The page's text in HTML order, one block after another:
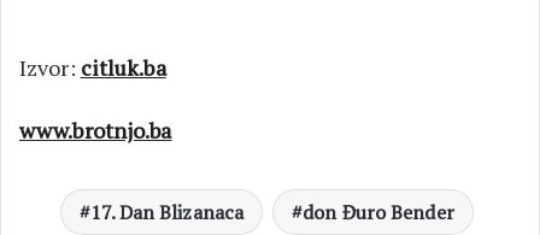
Izvor: citluk.ba
www.brotnjo.ba
17. Dan Blizanaca don Đuro Bender